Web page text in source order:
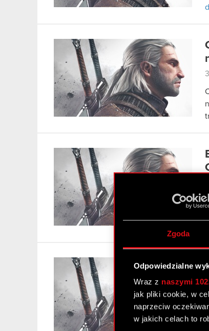
Zgoda
Odpowiedzialne
Wraz z naszymi
jak pliki cookie, w
naprzeciw
w jakich celach to